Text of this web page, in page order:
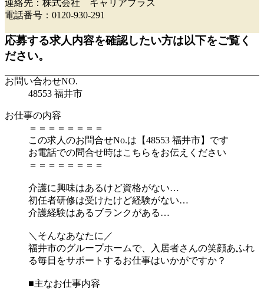
連絡先：株式会社 キャリアプラス
電話番号：0120-930-291
応募する求人内容を確認したい方は以下をご覧く
ださい。
お問い合わせNO.
48553 福井市
お仕事の内容
＝＝＝＝＝＝＝＝
この求人のお問合せNo.は【48553 福井市】です
お電話での問合せ時はこちらをお伝えください
＝＝＝＝＝＝＝＝
介護に興味はあるけど資格がない…
初任者研修は受けたけど経験がない…
介護経験はあるブランクがある…
＼そんなあなたに／
福井市のグループホームで、入居者さんの笑顔あふれ
る毎日をサポートするお仕事はいかがですか？
■主なお仕事内容